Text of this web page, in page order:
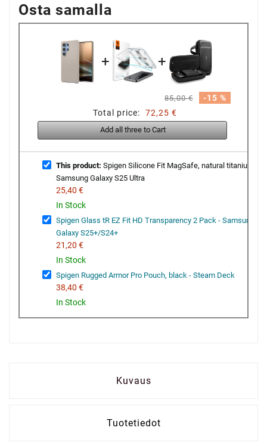
Osta samalla
+ +
85,00 €
-15 %
Total price:
72,25 €
Add all three to Cart
This product: Spigen Silicone Fit MagSafe, natural titanium -
Samsung Galaxy S25 Ultra
25,40 €
In Stock
Spigen Glass tR EZ Fit HD Transparency 2 Pack - Samsung
Galaxy S25+/S24+
21,20 €
In Stock
Spigen Rugged Armor Pro Pouch, black - Steam Deck
38,40 €
In Stock
Kuvaus
Tuotetiedot